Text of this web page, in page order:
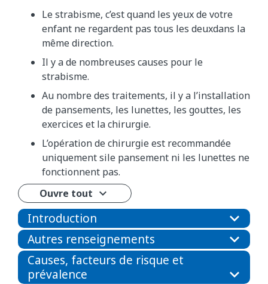
Le strabisme, c’est quand les yeux de votre
enfant ne regardent pas tous les deuxdans la
même direction.
Il y a de nombreuses causes pour le
strabisme.
Au nombre des traitements, il y a l’installation
de pansements, les lunettes, les gouttes, les
exercices et la chirurgie.
L’opération de chirurgie est recommandée
uniquement sile pansement ni les lunettes ne
fonctionnent pas.
Ouvre tout
Introduction
Autres renseignements
Causes, facteurs de risque et
prévalence